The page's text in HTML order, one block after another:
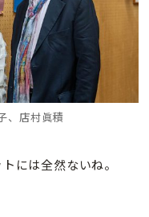
、店村眞積
には全然ないね。